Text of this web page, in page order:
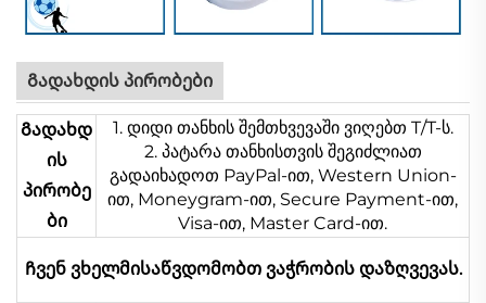
Გადახდის პირობები
Გადახდ
ის
პირობე
ბი
1. დიდი თანხის შემთხვევაში ვიღებთ T/T-ს.
2. პატარა თანხისთვის შეგიძლიათ
გადაიხადოთ PayPal-ით, Western Union-
ით, Moneygram-ით, Secure Payment-ით,
Visa-ით, Master Card-ით.
Ჩვენ ვხელმისაწვდომობთ ვაჭრობის დაზღვევას.